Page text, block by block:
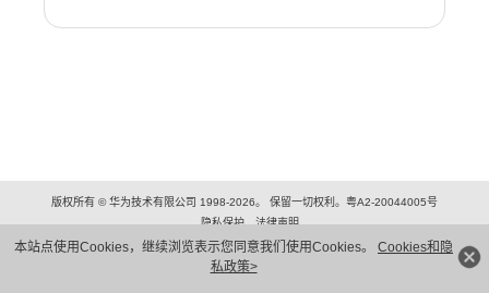
本站点使用Cookies，继续浏览表示您同意我们使用Cookies。 Cookies和隐
私政策>
版权所有 © 华为技术有限公司 1998-2026。 保留一切权利。粤A2-20044005号
隐私保护
法律声明